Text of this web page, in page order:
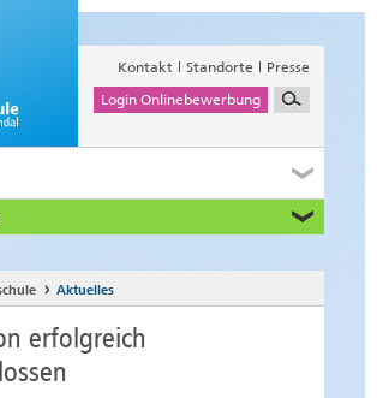
Kontakt Standorte
Presse
Login Onlinebewerbung
und Institutionen
Aktuelles
erfolgreich